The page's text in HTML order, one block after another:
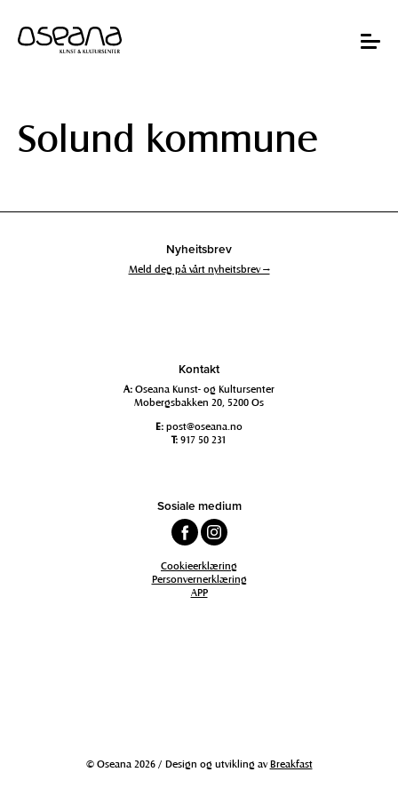
innhold
navigasjon
Toggle
Solund kommune
Nyheitsbrev
Meld deg på vårt nyheitsbrev →
Kontakt
A: Oseana Kunst- og Kultursenter
Mobergsbakken 20, 5200 Os
E: post@oseana.no
T: 917 50 231
Sosiale medium
Cookieerklæring
Personvernerklæring
APP
© Oseana 2026 / Design og utvikling avBreakfast